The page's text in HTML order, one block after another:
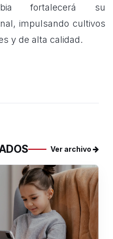
fortalecerá su
impulsando cultivos
y de alta calidad.
Ver archivo